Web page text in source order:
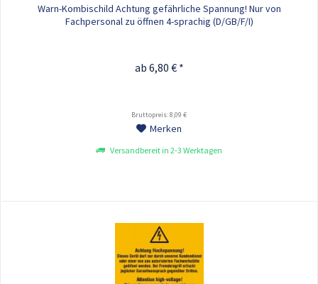
Warn-Kombischild Achtung gefährliche Spannung! Nur von
Fachpersonal zu öffnen 4-sprachig (D/GB/F/I)
ab 6,80 € *
Bruttopreis: 8,09 €
Merken
Versandbereit in 2-3 Werktagen